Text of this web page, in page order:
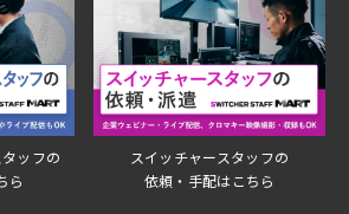
ッフの
ら
スイッチャースタッフの
依頼・手配はこちら